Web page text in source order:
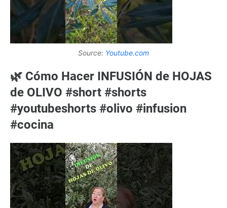
Source: Youtube.com
🌿 Cómo Hacer INFUSIÓN de HOJAS
de OLIVO #short #shorts
#youtubeshorts #olivo #infusion
#cocina